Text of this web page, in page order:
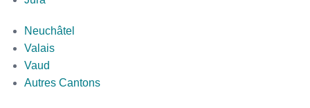
par
canton
2
Neuchâtel
Valais
Vaud
Autres Cantons